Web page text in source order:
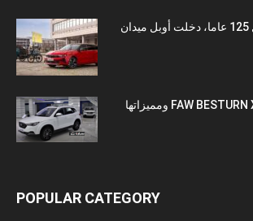
21 جانفي 1899: قبل 125 عاما، دخلت أوبل ميدان
مواصفات سيارة FAW BESTURN X40 ومميزاتها
POPULAR CATEGORY